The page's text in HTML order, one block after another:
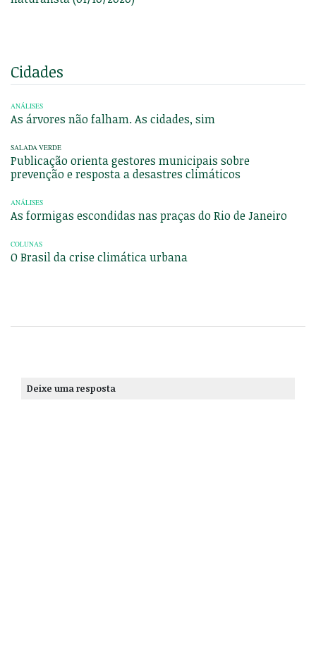
Cidades
ANÁLISES
As árvores não falham. As cidades, sim
SALADA VERDE
Publicação orienta gestores municipais sobre
prevenção e resposta a desastres climáticos
ANÁLISES
As formigas escondidas nas praças do Rio de Janeiro
COLUNAS
O Brasil da crise climática urbana
Deixe uma resposta